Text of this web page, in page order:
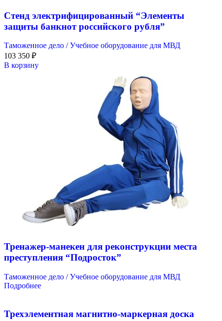
Стенд электрифицированный “Элементы
защиты банкнот российского рубля”
Таможенное дело / Учебное оборудование для МВД
103 350 ₽
В корзину
Тренажер-манекен для реконструкции места
преступления “Подросток”
Таможенное дело / Учебное оборудование для МВД
Подробнее
Трехэлементная магнитно-маркерная доска